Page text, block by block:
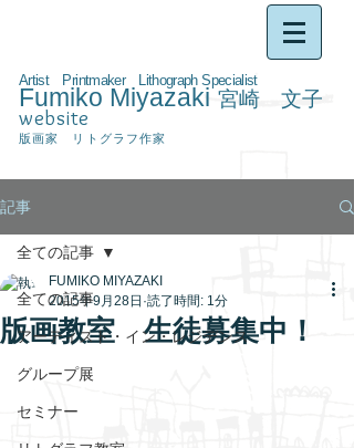
Artist Printmaker Lithograph Specialist
Fumiko Miyazaki 宮崎 文子
website
版画家 リトグラフ作家
記事
全ての記事
アーティスト・イン・レジデンス
グループ展
セミナー
全ての記事
版画教室 生徒募集中！
FUMIKO MIYAZAKI
2015年9月28日 読了時間: 1分